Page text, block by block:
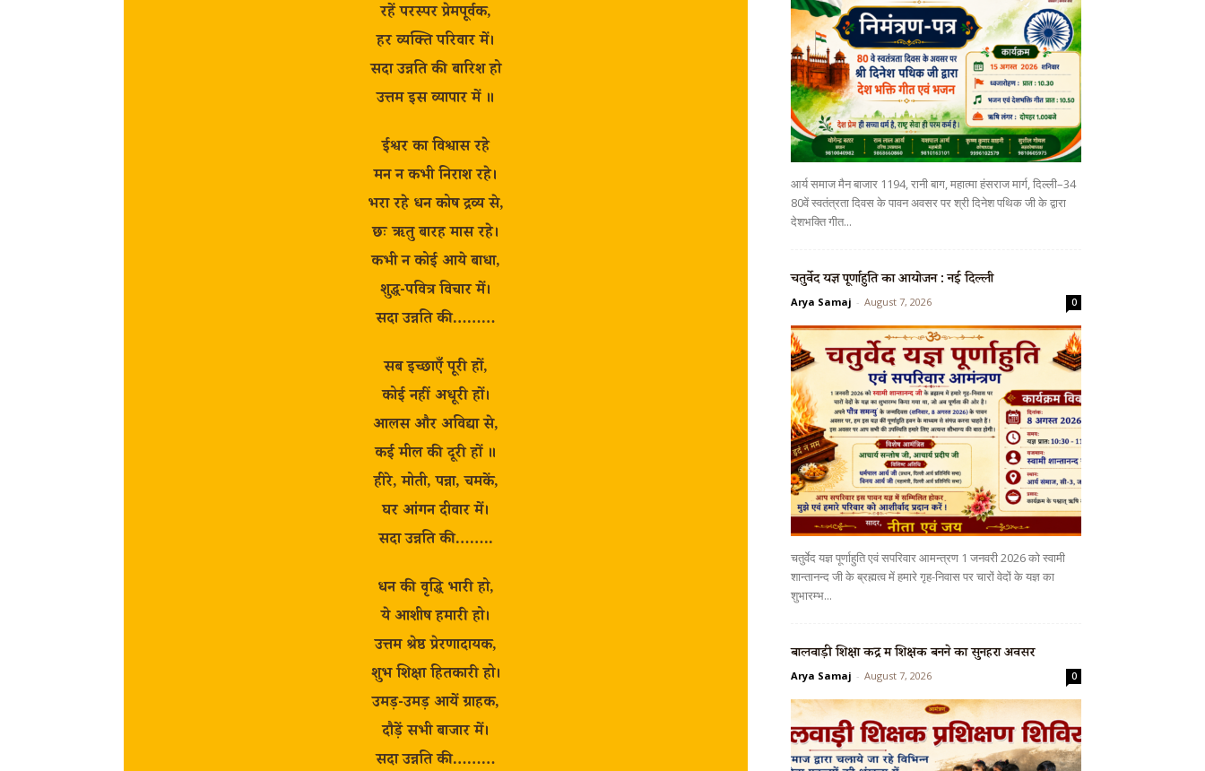
रहें परस्पर प्रेमपूर्वक,
हर व्यक्ति परिवार में।
सदा उन्नति की बारिश हो
उत्तम इस व्यापार में ॥
ईश्वर का विश्वास रहे
मन न कभी निराश रहे।
भरा रहे धन कोष द्रव्य से,
छः ऋतु बारह मास रहे।
कभी न कोई आये बाधा,
शुद्ध-पवित्र विचार में।
सदा उन्नति की………
सब इच्छाएँ पूरी हों,
कोई नहीं अधूरी हों।
आलस और अविद्या से,
कई मील की दूरी हों ॥
हीरे, मोती, पन्ना, चमकें,
घर आंगन दीवार में।
सदा उन्नति की……..
धन की वृद्धि भारी हो,
ये आशीष हमारी हो।
उत्तम श्रेष्ठ प्रेरणादायक,
शुभ शिक्षा हितकारी हो।
उमड़-उमड़ आयें ग्राहक,
दौड़ें सभी बाजार में।
सदा उन्नति की………
आर्य समाज मैन बाजार 1194, रानी बाग, महात्मा हंसराज मार्ग, दिल्ली–34
80वें स्वतंत्रता दिवस के पावन अवसर पर श्री दिनेश पथिक जी के द्वारा
देशभक्ति गीत...
चतुर्वेद यज्ञ पूर्णाहुति का आयोजन : नई दिल्ली
Arya Samaj - August 7, 2026 0
चतुर्वेद यज्ञ पूर्णाहुति एवं सपरिवार आमन्त्रण 1 जनवरी 2026 को स्वामी
शान्तानन्द जी के ब्रह्मत्व में हमारे गृह-निवास पर चारों वेदों के यज्ञ का
शुभारम्भ...
बालवाड़ी शिक्षा केंद्र में शिक्षक बनने का सुनहरा अवसर
Arya Samaj - August 7, 2026 0